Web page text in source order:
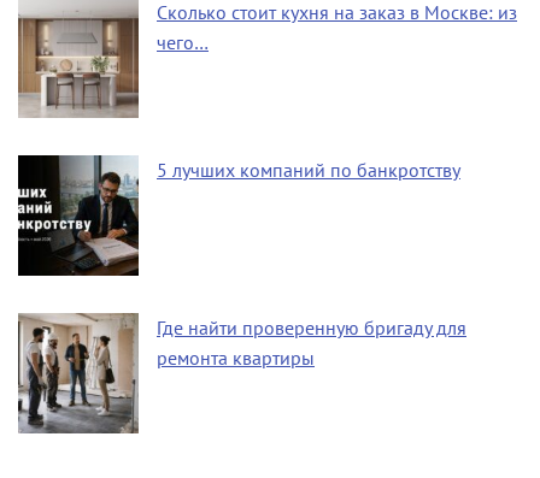
Сколько стоит кухня на заказ в Москве: из
чего…
5 лучших компаний по банкротству
Где найти проверенную бригаду для
ремонта квартиры